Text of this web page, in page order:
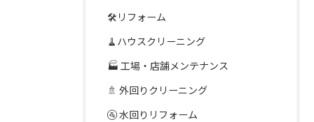
🛠️リフォーム
🧹ハウスクリーニング
🏭 工場・店舗メンテナンス
🚿 外回りクリーニング
🚰 水回りリフォーム